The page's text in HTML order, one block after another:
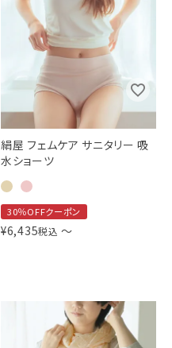
絹屋 フェムケア サニタリー 吸
水ショーツ
30％OFFクーポン
¥6,435税込 〜